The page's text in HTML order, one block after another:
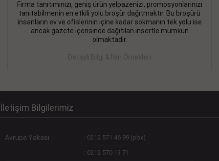
Firma tanıtımınızı, geniş ürün yelpazenizi, promosyonlarınızı
tanıtabilmenin en etkili yolu broşür dağıtmaktır. Bu broşürü
insanların ev ve ofislerinin içine kadar sokmanın tek yolu ise
ancak gazete içerisinde dağıtılan insertle mümkün
olmaktadır.
Detaylı Bilgi & İlan Örnekleri
İletişim Bilgilerimiz
Avrupa Yakası : 0212 571 46 99 (pbx)
: 0212 570 13 71
DEVREMÜLK KİRALIK İlanı- 11.09.2018
SİNYE Tekstile Şoförlüğü olan 35 yaşını aşmamış, Depo
elemanı alınacaktır. Osmanbey, Şişli
Devamını Gör